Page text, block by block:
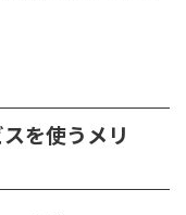
を使うメリ